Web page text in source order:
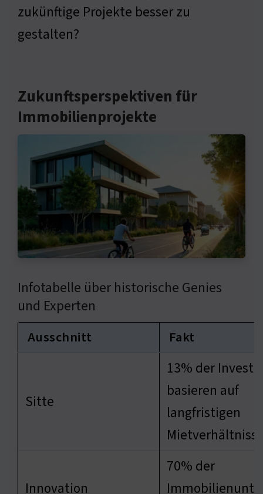
zukünftige Projekte besser zu
gestalten?
Zukunftsperspektiven für
Immobilienprojekte
Infotabelle über historische Genies
und Experten
Ausschnitt Fakt
Sitte
13% der
basieren auf
langfristigen
Innovation
70% der